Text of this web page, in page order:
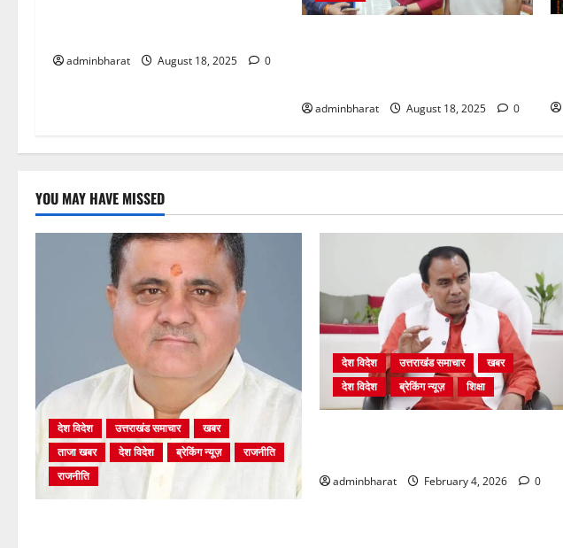
adminbharat August 18, 2025 0
adminbharat August 18, 2025 0
YOU MAY HAVE MISSED
देश विदेश उत्तराखंड समाचार
खबर
ताजा खबर
देश विदेश ब्रेकिंग न्यूज़
राजनीति
राजनीति
देश विदेश उत्तराखंड समाचार
खबर
देश विदेश
ब्रेकिंग न्यूज़ शिक्षा
adminbharat February 4, 2026 0